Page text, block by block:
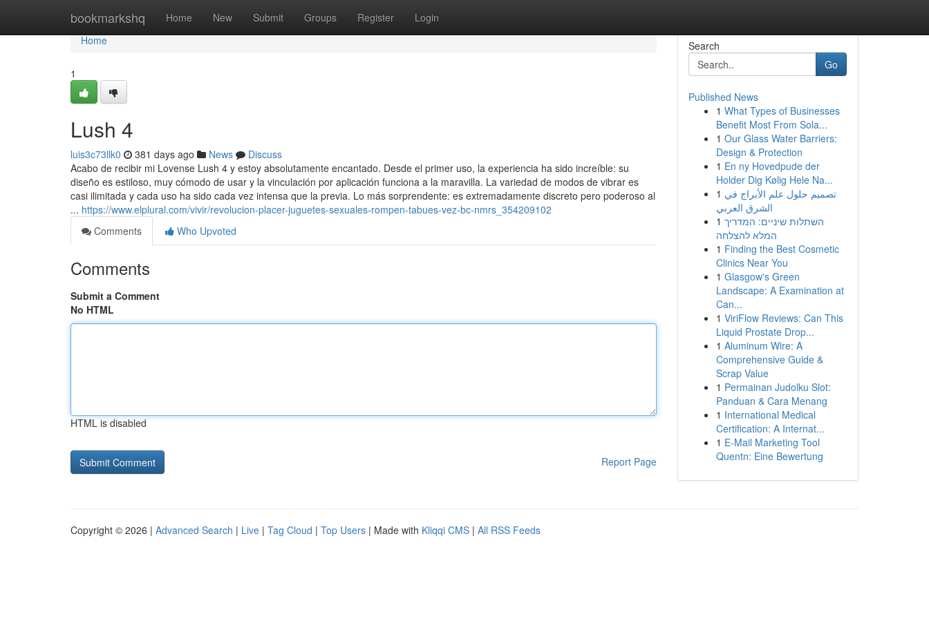
bookmarkshq Home New Submit Groups Register Login
Home
Home
1
Lush 4
luis3c73llk0 381 days ago News
Discuss
Acabo de recibir mi Lovense Lush 4 y estoy absolutamente encantado. Desde el primer uso, la experiencia ha sido increíble: su
diseño es estiloso, muy cómodo de usar y la vinculación por aplicación funciona a la maravilla. La variedad de modos de vibrar es
casi ilimitada y cada uso ha sido cada vez intensa que la previa. Lo más sorprendente: es extremadamente discreto pero poderoso al
... https://www.elplural.com/vivir/revolucion-placer-juguetes-sexuales-rompen-tabues-vez-bc-nmrs_354209102
Comments
Who Upvoted
Comments
Submit a Comment
No HTML
HTML is disabled
Report Page
Search
Go
Published News
1 What Types of Businesses
Benefit Most From Sola...
1 Our Glass Water Barriers:
Design & Protection
1 En ny Hovedpude der
Holder Dig Kølig Hele Na...
1 تصميم حلول علم الأبراج في
الشرق العربي
1 השתלות שיניים: המדריך
המלא להצלחה
1 Finding the Best Cosmetic
Clinics Near You
1 Glasgow's Green
Landscape: A Examination at
Can...
1 ViriFlow Reviews: Can This
Liquid Prostate Drop...
1 Aluminum Wire: A
Comprehensive Guide &
Scrap Value
1 Permainan Judolku Slot:
Panduan & Cara Menang
1 International Medical
Certification: A Internat...
1 E-Mail Marketing Tool
Quentn: Eine Bewertung
Copyright © 2026 | Advanced Search | Live | Tag Cloud | Top Users | Made with Kliqqi CMS | All RSS Feeds